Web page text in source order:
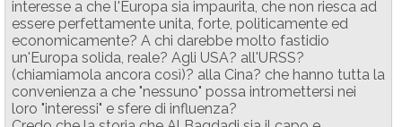
interesse a che l'Europa sia impaurita, che non riesca ad
essere perfettamente unita, forte, politicamente ed
economicamente? A chi darebbe molto fastidio
un'Europa solida, reale? Agli USA? all'URSS?
(chiamiamola ancora così)? alla Cina? che hanno tutta la
convenienza a che "nessuno" possa intromettersi nei
loro "interessi" e sfere di influenza?